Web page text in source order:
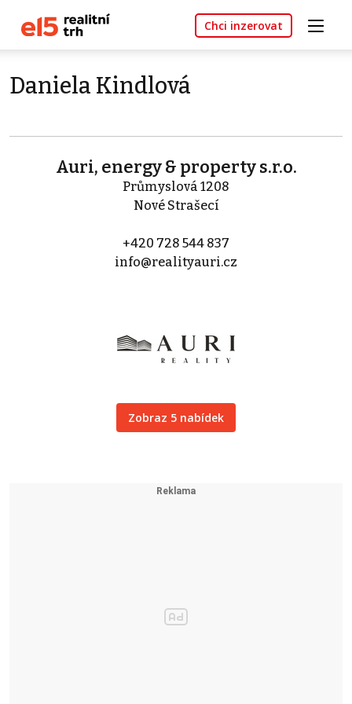
Chci inzerovat
Daniela Kindlová
Auri, energy & property s.r.o.
Průmyslová 1208
Nové Strašecí
+420 728 544 837
info@realityauri.cz
Zobraz 5 nabídek